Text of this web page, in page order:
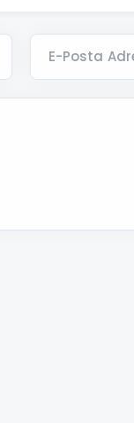
E-Posta